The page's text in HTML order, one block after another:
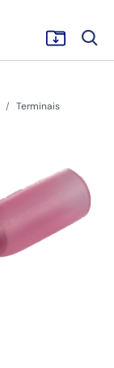
Terminais